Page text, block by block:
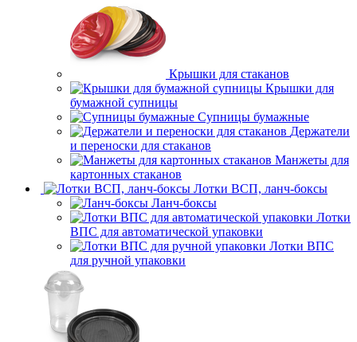
Крышки для стаканов
Крышки для
бумажной супницы
Супницы бумажные
Держатели
и переноски для стаканов
Манжеты для
картонных стаканов
Лотки ВСП, ланч-боксы
Ланч-боксы
Лотки
ВПС для автоматической упаковки
Лотки ВПС
для ручной упаковки